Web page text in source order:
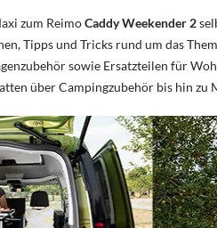
zum ReimoCaddy Weekender 2
Tipps und Tricks rund um das
sowie Ersatzteilen für
über Campingzubehör bis hin